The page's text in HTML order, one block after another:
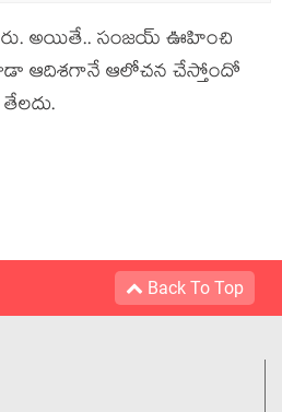
అయితే.. సంజ‌య్ ఊహించి
ఆదిశ‌గానే ఆలోచ‌న చేస్తోందో
Back To Top